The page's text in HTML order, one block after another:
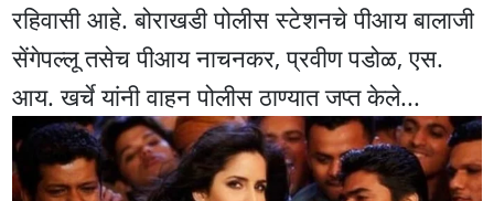
रहिवासी आहे. बोराखडी पोलीस स्टेशनचे पीआय बालाजी
सेंगेपल्लू तसेच पीआय नाचनकर, प्रवीण पडोळ, एस.
आय. खर्चे यांनी वाहन पोलीस ठाण्यात जप्त केले...